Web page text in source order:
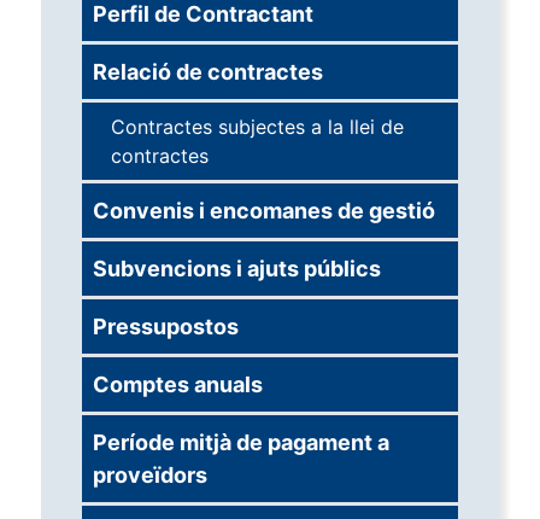
Perfil de Contractant
Relació de contractes
Contractes subjectes a la llei de
contractes
Convenis i encomanes de gestió
Subvencions i ajuts públics
Pressupostos
Comptes anuals
Període mitjà de pagament a
proveïdors